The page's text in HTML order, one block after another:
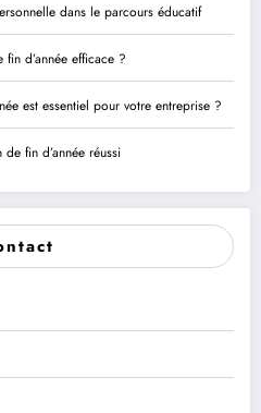
dans le parcours éducatif
d’année efficace ?
est essentiel pour votre entreprise ?
fin d’année réussi